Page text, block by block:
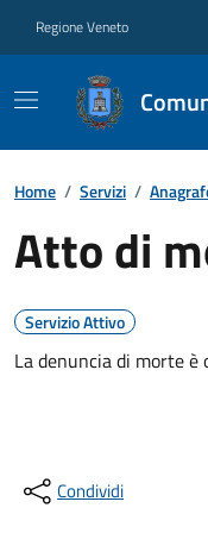
Regione Veneto
Home / Servizi /
Atto di
Servizio Attivo
La denuncia di morte è
Condividi